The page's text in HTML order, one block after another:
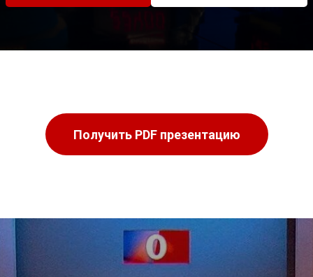
Получить PDF презентацию